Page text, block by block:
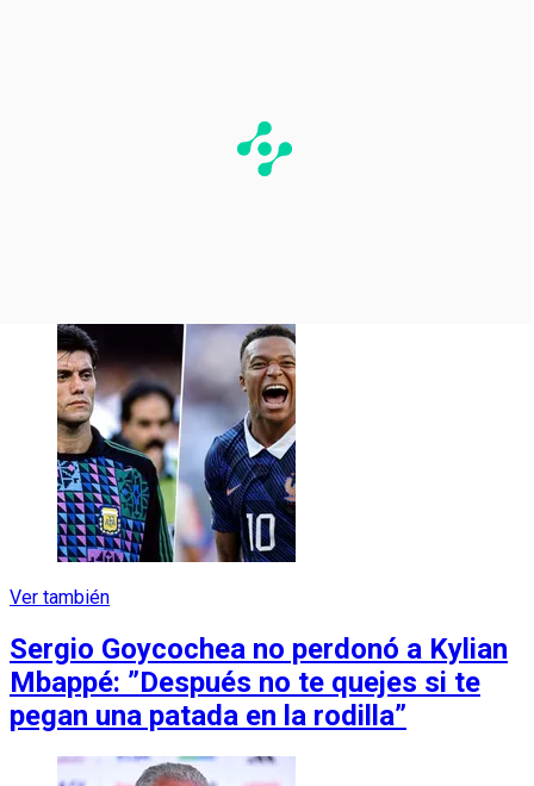
Ver también
Sergio Goycochea no perdonó a Kylian
Mbappé: ”Después no te quejes si te
pegan una patada en la rodilla”